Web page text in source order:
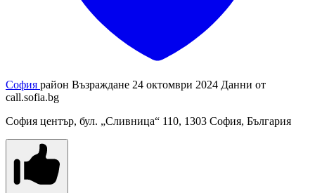
София район Възраждане 24 октомври 2024 Данни от
call.sofia.bg
София център, бул. „Cливница“ 110, 1303 София, България